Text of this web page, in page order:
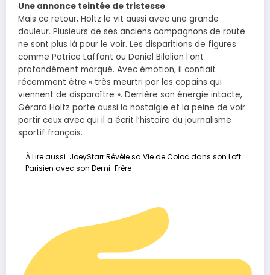
Une annonce teintée de tristesse
Mais ce retour, Holtz le vit aussi avec une grande
douleur. Plusieurs de ses anciens compagnons de route
ne sont plus là pour le voir. Les disparitions de figures
comme Patrice Laffont ou Daniel Bilalian l’ont
profondément marqué. Avec émotion, il confiait
récemment être « très meurtri par les copains qui
viennent de disparaître ». Derrière son énergie intacte,
Gérard Holtz porte aussi la nostalgie et la peine de voir
partir ceux avec qui il a écrit l’histoire du journalisme
sportif français.
À Lire aussi JoeyStarr Révèle sa Vie de Coloc dans son Loft
Parisien avec son Demi-Frère